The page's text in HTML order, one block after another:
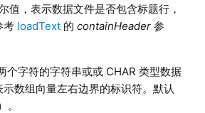
值，表示数据文件是否包含标题行，
考 loadText的 containHeader参
个字符的字符串或或 CHAR 类型数据
数组向量左右边界的标识符。默认